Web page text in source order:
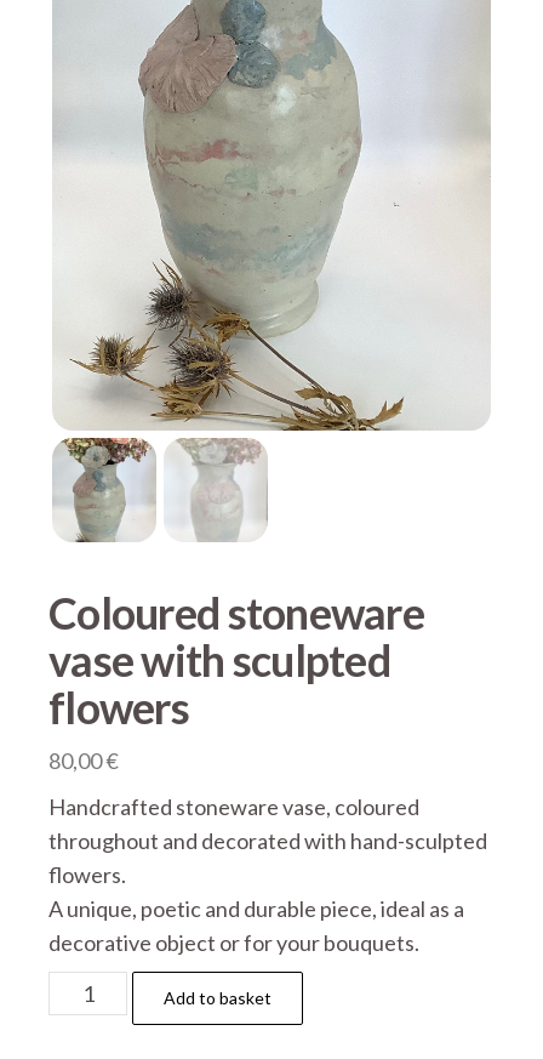
Coloured stoneware
vase with sculpted
flowers
80,00€
Handcrafted stoneware vase, coloured
throughout and decorated with hand-sculpted
flowers.
A unique, poetic and durable piece, ideal as a
decorative object or for your bouquets.
Coloured
stoneware
Add to basket